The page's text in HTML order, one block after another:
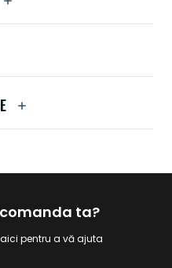
ta?
pentru a vă ajuta